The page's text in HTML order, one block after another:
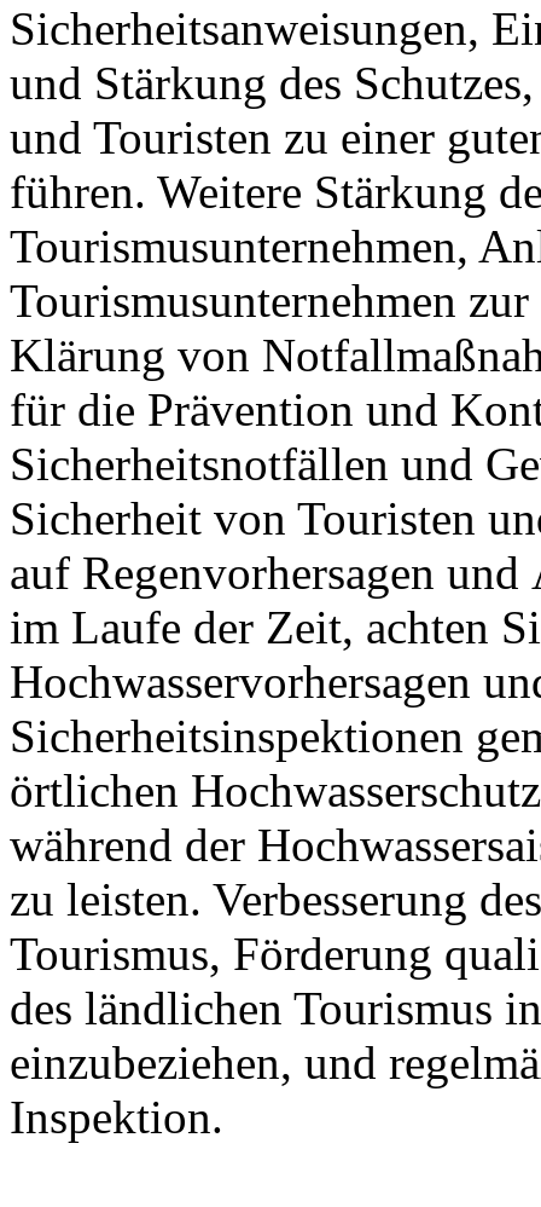
Sicherheitsanweisungen,
und Stärkung des
und Touristen zu einer
führen. Weitere Stärkung
Tourismusunternehmen,
Tourismusunternehmen
Klärung von
für die Prävention und
Sicherheitsnotfällen und
Sicherheit von Touristen
auf Regenvorhersagen
im Laufe der Zeit, achten
Hochwasservorhersagen
Sicherheitsinspektionen
örtlichen
während der
zu leisten. Verbesserung
Tourismus, Förderung
des ländlichen Tourismus
einzubeziehen, und
Inspektion.